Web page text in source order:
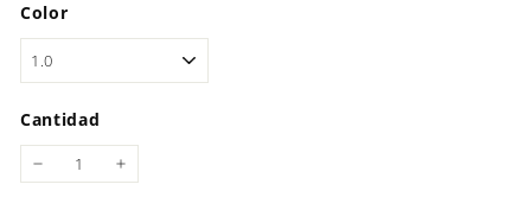
Color
Cantidad
+